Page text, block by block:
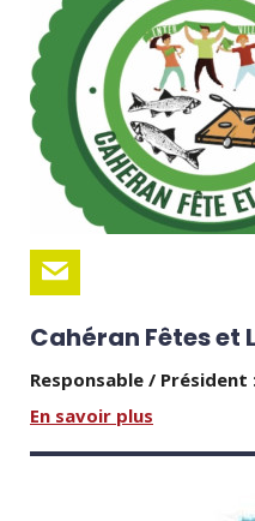
Cahéran Fêtes et
Responsable / Président
En savoir plus